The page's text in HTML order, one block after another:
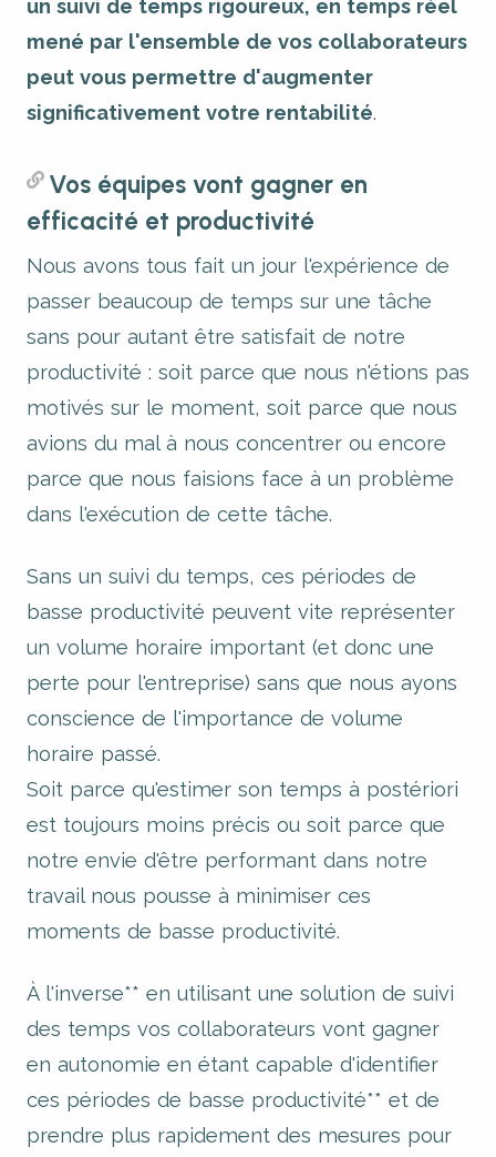
un suivi de temps rigoureux, en temps réel
mené par l'ensemble de vos collaborateurs
peut vous permettre d'augmenter
significativement votre rentabilité.
Vos équipes vont gagner en
efficacité et productivité
Nous avons tous fait un jour l'expérience de
passer beaucoup de temps sur une tâche
sans pour autant être satisfait de notre
productivité : soit parce que nous n'étions pas
motivés sur le moment, soit parce que nous
avions du mal à nous concentrer ou encore
parce que nous faisions face à un problème
dans l'exécution de cette tâche.
Sans un suivi du temps, ces périodes de
basse productivité peuvent vite représenter
un volume horaire important (et donc une
perte pour l'entreprise) sans que nous ayons
conscience de l'importance de volume
horaire passé.
Soit parce qu'estimer son temps à postériori
est toujours moins précis ou soit parce que
notre envie d'être performant dans notre
travail nous pousse à minimiser ces
moments de basse productivité.
À l'inverse** en utilisant une solution de suivi
des temps vos collaborateurs vont gagner
en autonomie en étant capable d'identifier
ces périodes de basse productivité** et de
prendre plus rapidement des mesures pour